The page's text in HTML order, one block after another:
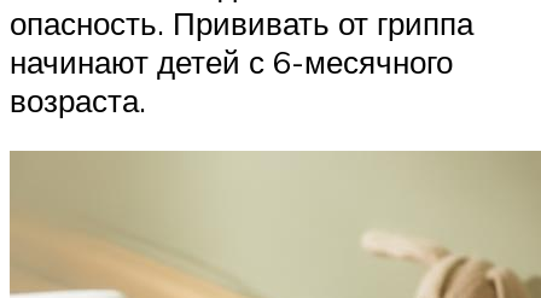
опасность. Прививать от гриппа
начинают детей с 6-месячного
возраста.